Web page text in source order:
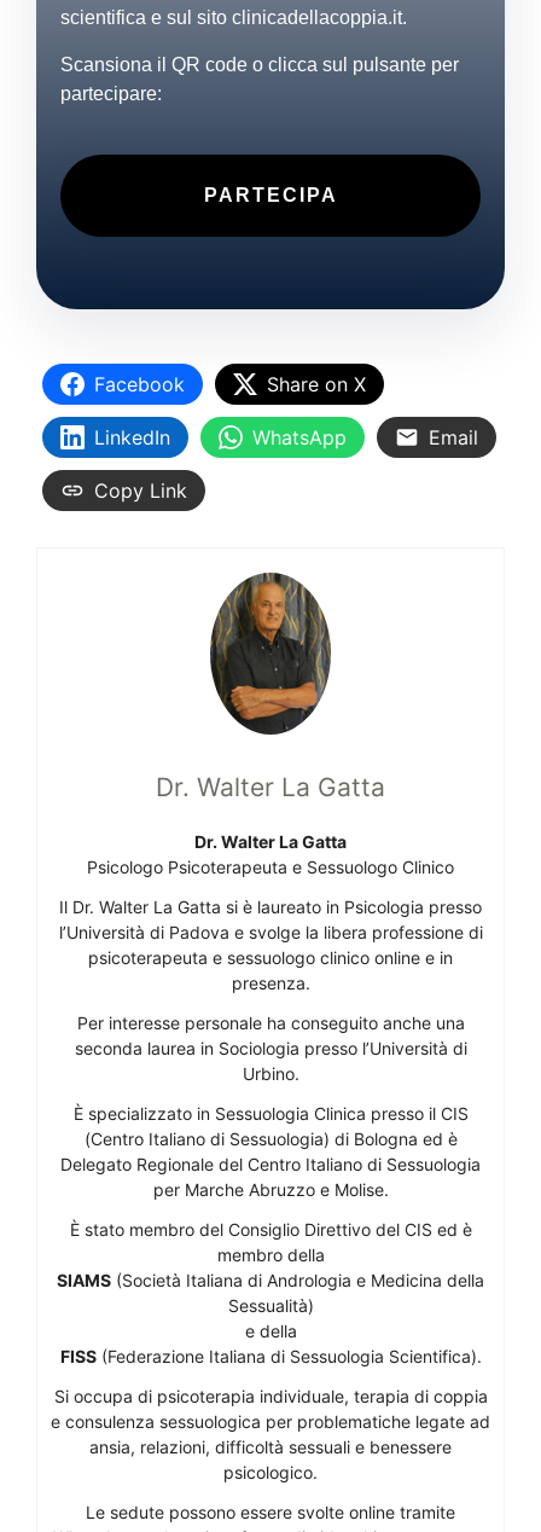
scientifica e sul sito clinicadellacoppia.it.
Scansiona il QR code o clicca sul pulsante per
partecipare:
PARTECIPA
Facebook Share on X
LinkedIn WhatsApp Email
Copy Link
Dr. Walter La Gatta
Dr. Walter La Gatta
Psicologo Psicoterapeuta e Sessuologo Clinico
Il Dr. Walter La Gatta si è laureato in Psicologia presso
l’Università di Padova e svolge la libera professione di
psicoterapeuta e sessuologo clinico online e in
presenza.
Per interesse personale ha conseguito anche una
seconda laurea in Sociologia presso l’Università di
Urbino.
È specializzato in Sessuologia Clinica presso il CIS
(Centro Italiano di Sessuologia) di Bologna ed è
Delegato Regionale del Centro Italiano di Sessuologia
per Marche Abruzzo e Molise.
È stato membro del Consiglio Direttivo del CIS ed è
membro della
SIAMS (Società Italiana di Andrologia e Medicina della
Sessualità)
e della
FISS(Federazione Italiana di Sessuologia Scientifica).
Si occupa di psicoterapia individuale, terapia di coppia
e consulenza sessuologica per problematiche legate ad
ansia, relazioni, difficoltà sessuali e benessere
psicologico.
Le sedute possono essere svolte online tramite